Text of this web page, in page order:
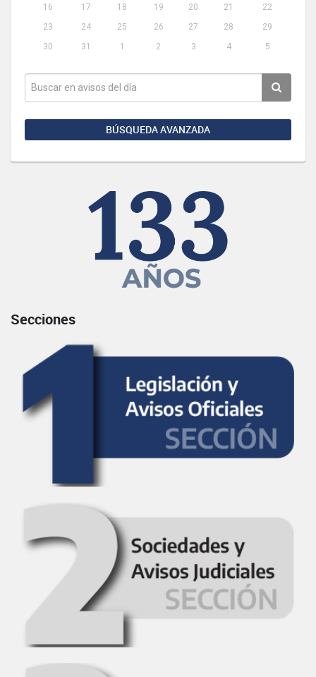
16
17 18 19 20 21
22
23
24 25 26 27 28
29
30
31 1 2 3 4 5
BÚSQUEDA AVANZADA
Secciones